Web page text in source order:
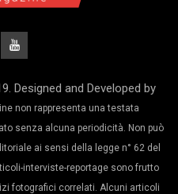
Designed and Developed by
non rappresenta una testata
senza alcuna periodicità. Non può
ai sensi della legge n° 62 del
interviste-reportage sono frutto
fotografici correlati. Alcuni articoli